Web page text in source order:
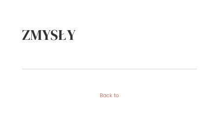
ZMYSŁY
Back to